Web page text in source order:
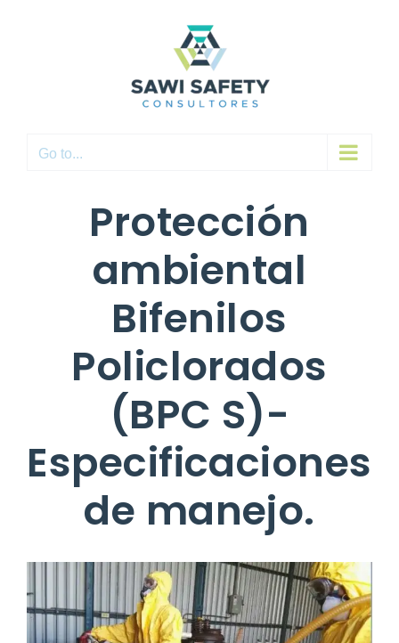
Go to...
Protección
ambiental
Bifenilos
Policlorados
(BPC S)-
Especificaciones
de manejo.